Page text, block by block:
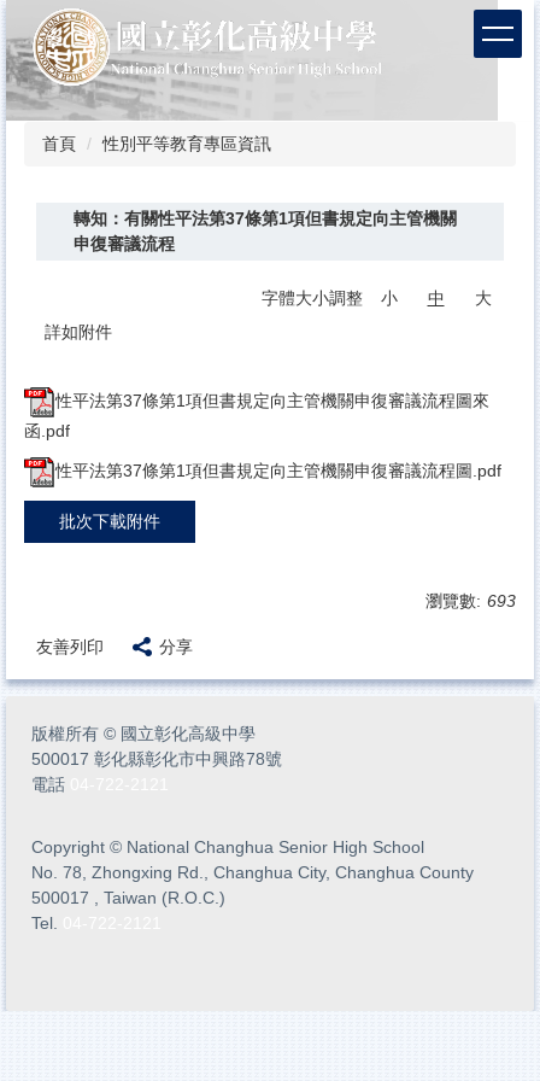
到
主
要
內
首頁 性別平等教育專區資訊
轉知：有關性平法第37條第1項但書規定向主管機關
申復審議流程
字體大小調整 小 中
大
詳如附件
性平法第37條第1項但書規定向主管機關申復審議流程圖來
函.pdf
性平法第37條第1項但書規定向主管機關申復審議流程圖.pdf
批次下載附件
瀏覽數: 693
友善列印 分享
版權所有 © 國立彰化高級中學
500017 彰化縣彰化市中興路78號
電話
Copyright © National Changhua Senior High School
No. 78, Zhongxing Rd., Changhua City, Changhua County
500017 , Taiwan (R.O.C.)
Tel.